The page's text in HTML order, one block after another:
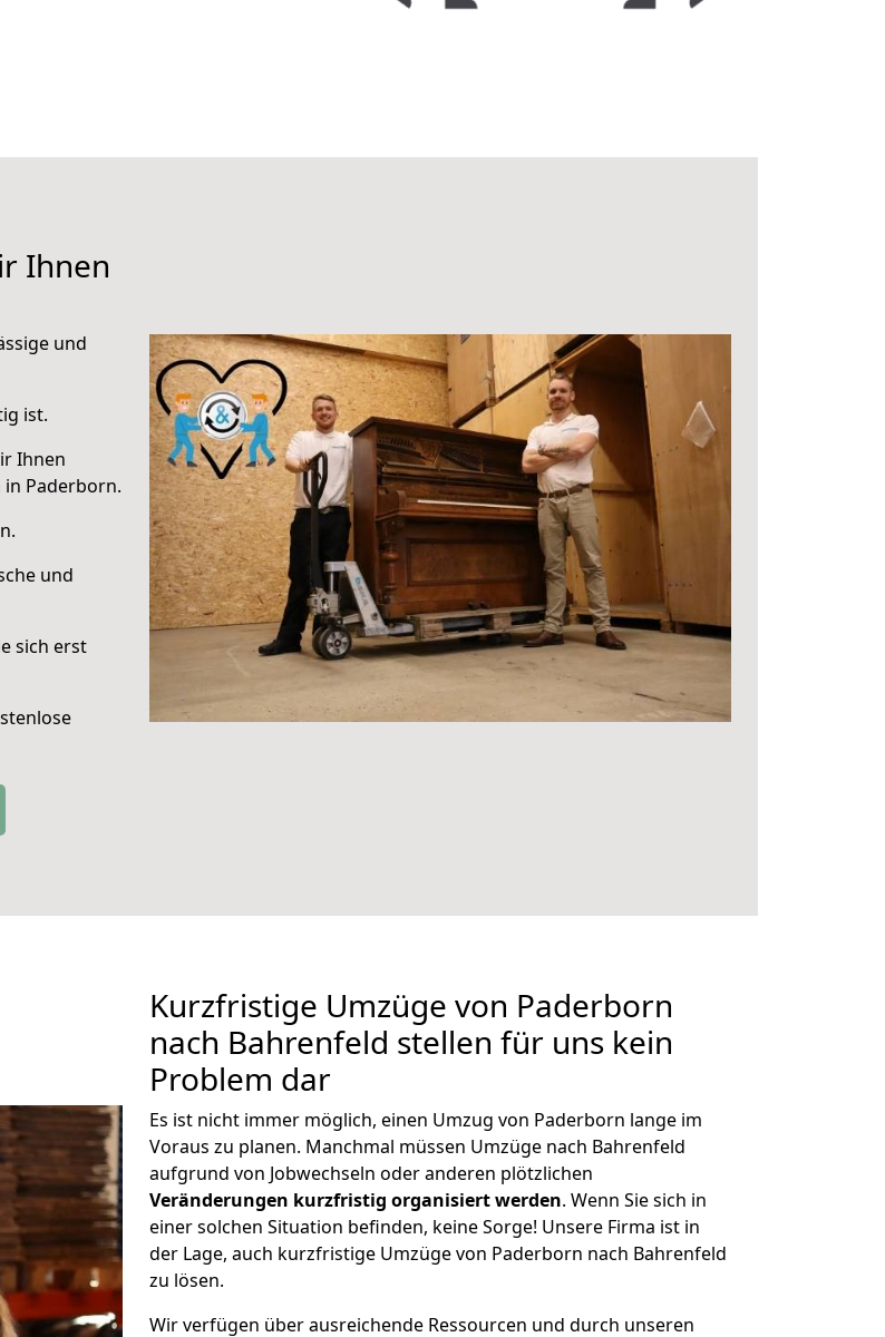
Ihnen
und
ist.
Ihnen
Paderborn.
und
sich erst
Kurzfristige Umzüge von Paderborn
nach Bahrenfeld stellen für uns kein
Problem dar
Es ist nicht immer möglich, einen Umzug von Paderborn lange im
Voraus zu planen. Manchmal müssen Umzüge nach Bahrenfeld
aufgrund von Jobwechseln oder anderen plötzlichen
Veränderungen kurzfristig organisiert werden. Wenn Sie sich in
einer solchen Situation befinden, keine Sorge! Unsere Firma ist in
der Lage, auch kurzfristige Umzüge von Paderborn nach Bahrenfeld
zu lösen.
Wir verfügen über ausreichende Ressourcen und durch unseren